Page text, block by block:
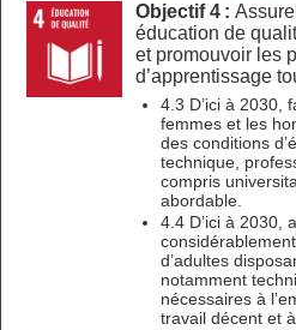
Objectif 4 :
éducation de
et promouvoir les
d’apprentissage
4.3 D’ici à 2030,
femmes et les
des conditions
technique,
compris
abordable.
4.4 D’ici à 2030,
d’adultes
notamment
nécessaires à
travail décent et